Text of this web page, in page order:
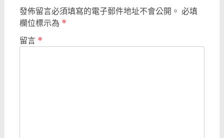
發佈留言必須填寫的電子郵件地址不會公開。 必填
欄位標示為 *
留言 *